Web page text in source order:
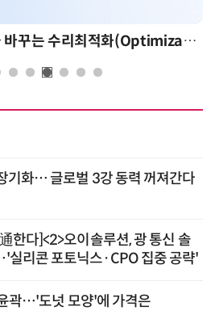
AI 시대의 의사결정을 바꾸는 수리최적화(Optimization): 실제 산업 적용 사례와 활용 전략
기화… 글로벌 3강 동력 꺼져간다
한다]<2>오이솔루션, 광 통신 솔
리콘 포토닉스·CPO 집중 공략'
곽…'도넛 모양'에 가격은